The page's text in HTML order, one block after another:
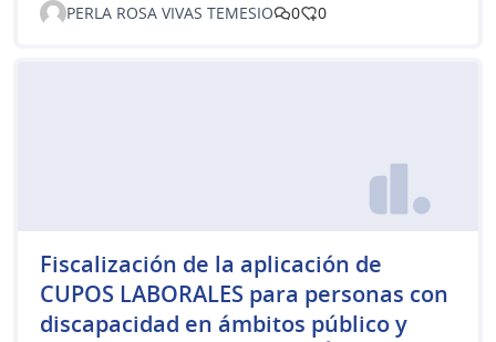
PERLA ROSA VIVAS TEMESIO 0 0
Fiscalización de la aplicación de
CUPOS LABORALES para personas con
discapacidad en ámbitos público y